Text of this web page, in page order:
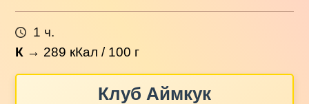
1 ч.
К → 289 кКал / 100 г
Клуб Аймкук